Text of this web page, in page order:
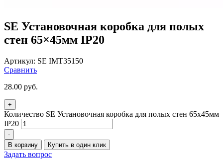
SE Установочная коробка для полых
стен 65×45мм IP20
Артикул: SE IMT35150
Сравнить
28.00 руб.
+
Количество SE Установочная коробка для полых стен 65x45мм
IP20
-
В корзину
Купить в один клик
Задать вопрос